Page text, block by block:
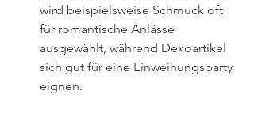
wird beispielsweise Schmuck oft
für romantische Anlässe
ausgewählt, während Dekoartikel
sich gut für eine Einweihungsparty
eignen.